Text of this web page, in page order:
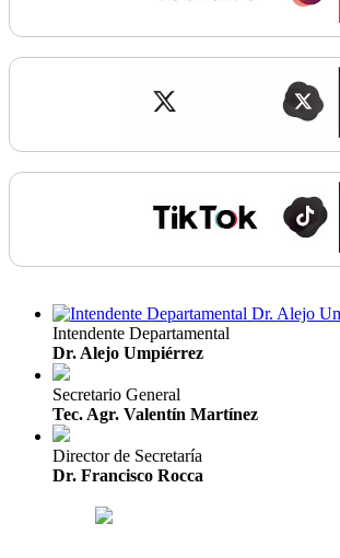
Intendente Departamental
Dr. Alejo Umpiérrez
Secretario General
Tec. Agr. Valentín Martínez
Director de Secretaría
Dr. Francisco Rocca